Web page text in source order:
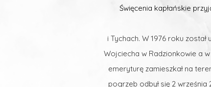
Święcenia kapłańskie
i Tychach. W 1976 roku
Wojciecha w Radzionkowie a
emeryturę zamieszkał na
pogrzeb odbył się 2 września